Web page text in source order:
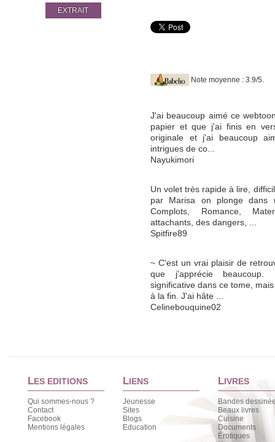
EXTRAIT
Note moyenne : 3.9/5.
J'ai beaucoup aimé ce
papier et que j'ai finis en
originale et j'ai beaucoup
intrigues de co...
Nayukimori
Un volet très rapide à lire,
par Marisa on plonge dans
Complots, Romance,
attachants, des dangers, ...
Spitfire89
~ C'est un vrai plaisir de
que j'apprécie
significative dans ce tome,
à la fin. J'ai hâte ...
Celinebouquine02
LES EDITIONS
Qui sommes-nous ?
Contact
Facebook
Mentions légales
LIENS
Jeunesse
Sites
Blogs
Education
LIVRES
Bandes
Beaux livres
Cuisine
Documents
Érotiques